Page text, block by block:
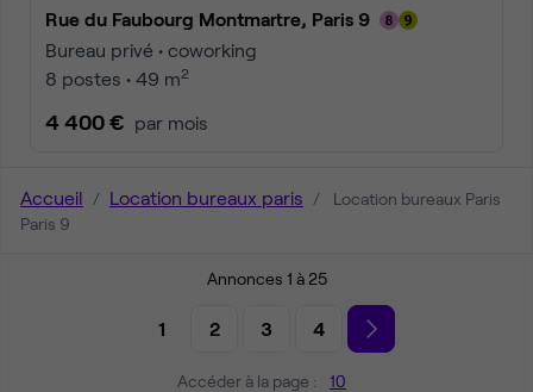
Rue du Faubourg Montmartre, Paris 9
Bureau privé • coworking
8 postes • 49 m2
4 400 € par mois
Accueil Location bureaux paris
Location bureaux Paris
Paris 9
Annonces 1 à 25
1 2 3 4
Accéder à la page : 10